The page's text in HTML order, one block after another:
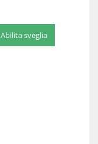
Abilita sveglia